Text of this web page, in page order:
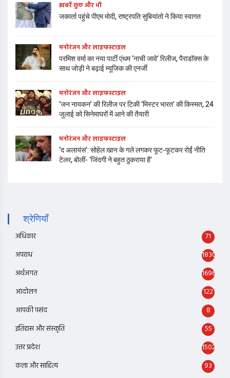
ख़बरें कुछ और भी
जकार्ता पहुंचे पीएम मोदी, राष्ट्रपति सुबियांतो ने किया स्वागत
मनोरंजन और लाइफस्टाइल
परमिश वर्मा का नया पार्टी एंथम ‘नाची जावे’ रिलीज, पैराडॉक्स के
साथ जोड़ी ने बढ़ाई म्यूजिक की एनर्जी
मनोरंजन और लाइफस्टाइल
‘जन नायकन’ की रिलीज पर टिकी ‘मिस्टर भारत’ की किस्मत, 24
जुलाई को सिनेमाघरों में आने की तैयारी
मनोरंजन और लाइफस्टाइल
‘द अलायंस’: सोहेल खान के गले लगकर फूट-फूटकर रोईं नीति
टेलर, बोलीं- ‘जिंदगी ने बहुत ठुकराया है’
श्रेणियाँ
अधिकार
71
अपराध
1830
अर्थजगत
1696
आंदोलन
122
आपकी पसंद
8
इतिहास और संस्कृति
55
उत्तर प्रदेश
1502
कला और साहित्य
93